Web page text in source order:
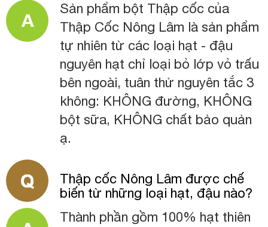
Sản phẩm bột Thập cốc của
Thập Cốc Nông Lâm là sản phẩm
tự nhiên từ các loại hạt - đậu
nguyên hạt chỉ loại bỏ lớp vỏ trấu
bên ngoài, tuân thử nguyên tắc 3
không: KHÔNG đường, KHÔNG
bột sữa, KHÔNG chất bảo quản
ạ.
Thập cốc Nông Lâm được chế
biến từ những loại hạt, đậu nào?
Thành phần gồm 100% hạt thiên